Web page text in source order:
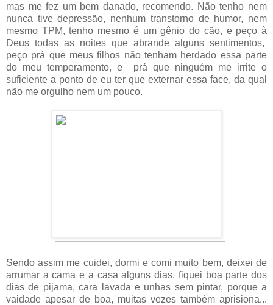
mas me fez um bem danado, recomendo. Não tenho nem
nunca tive depressão, nenhum transtorno de humor, nem
mesmo TPM, tenho mesmo é um gênio do cão, e peço à
Deus todas as noites que abrande alguns sentimentos,
peço prá que meus filhos não tenham herdado essa parte
do meu temperamento, e prá que ninguém me irrite o
suficiente a ponto de eu ter que externar essa face, da qual
não me orgulho nem um pouco.
Sendo assim me cuidei, dormi e comi muito bem, deixei de
arrumar a cama e a casa alguns dias, fiquei boa parte dos
dias de pijama, cara lavada e unhas sem pintar, porque a
vaidade apesar de boa, muitas vezes também aprisiona...